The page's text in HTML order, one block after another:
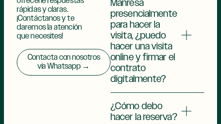
rápidas y claras.
¡Contáctanos y te
daremos la atención
que necesites!
Contacta con nosotros
vía Whatsapp →
Manresa
presencialmente
para hacer la
visita, ¿puedo
hacer una visita
online y firmar el
contrato
digitalmente?
¿Cómo debo
hacer la reserva?